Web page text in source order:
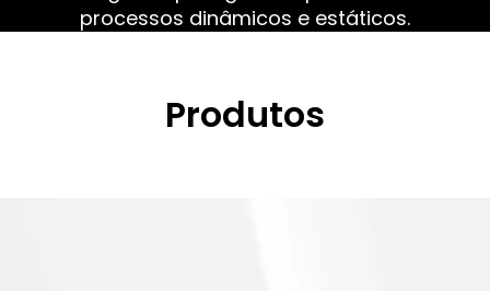
processos dinâmicos e estáticos.
Produtos